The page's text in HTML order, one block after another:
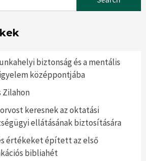
biztonság és a mentális
középpontjába
Zilahon
keresnek az oktatási
ellátásának biztosítására
értékeket épített az első
bibliahét